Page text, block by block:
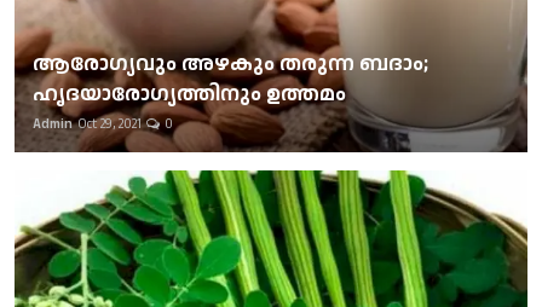
ആരോഗ്യവും അഴകും തരുന്ന ബദാം;
ഹൃദയാരോഗ്യത്തിനും ഉത്തമം
Admin Oct 29, 2021 0